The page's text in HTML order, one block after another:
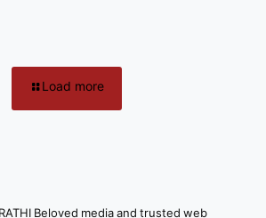
Load more
Beloved media and trusted web